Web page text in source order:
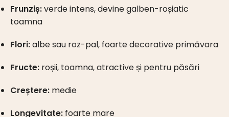
Frunziș:verde intens, devine galben-roșiatic
toamna
Flori:albe sau roz-pal, foarte decorative primăvara
Fructe: roșii, toamna, atractive și pentru păsări
Creștere: medie
Longevitate: foarte mare